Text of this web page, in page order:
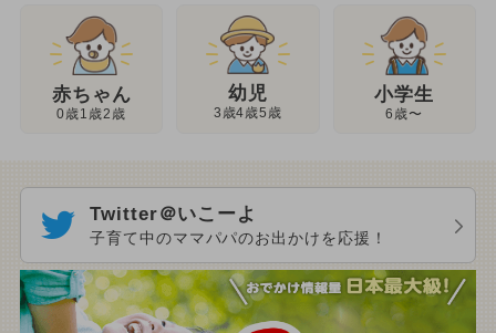
赤ちゃん
0歳1歳2歳
幼児
3歳4歳5歳
小学生
6歳〜
Twitter＠いこーよ
子育て中のママパパのお出かけを応援！